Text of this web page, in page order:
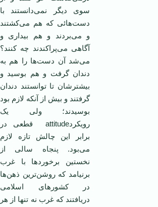
سوی ديگر نمی‌دانستند با
دست‌هائی که هم می‌کشتند
و می‌بردند و هم بيداری و
آگاهی می‌پراکندند چه کنند؟
می‌شد آن دست‌ها را هم به
دندان گرفت و هم بوسيد و
بيشترشان تا توانستند دندان
گرفتند و بيش از آنکه لازم بود
بوسيدند؛ ولی يک
رويکردattitude قطعی در
برابر اين چالش تازه لازم
می‌بود. پنجاه سالی از
نخستين برخوردها با غرب
برنيامد که روشن‌ترين ذهن‌ها
در کشورهای اسلامی
دريافتند که غرب نه تنها از هر